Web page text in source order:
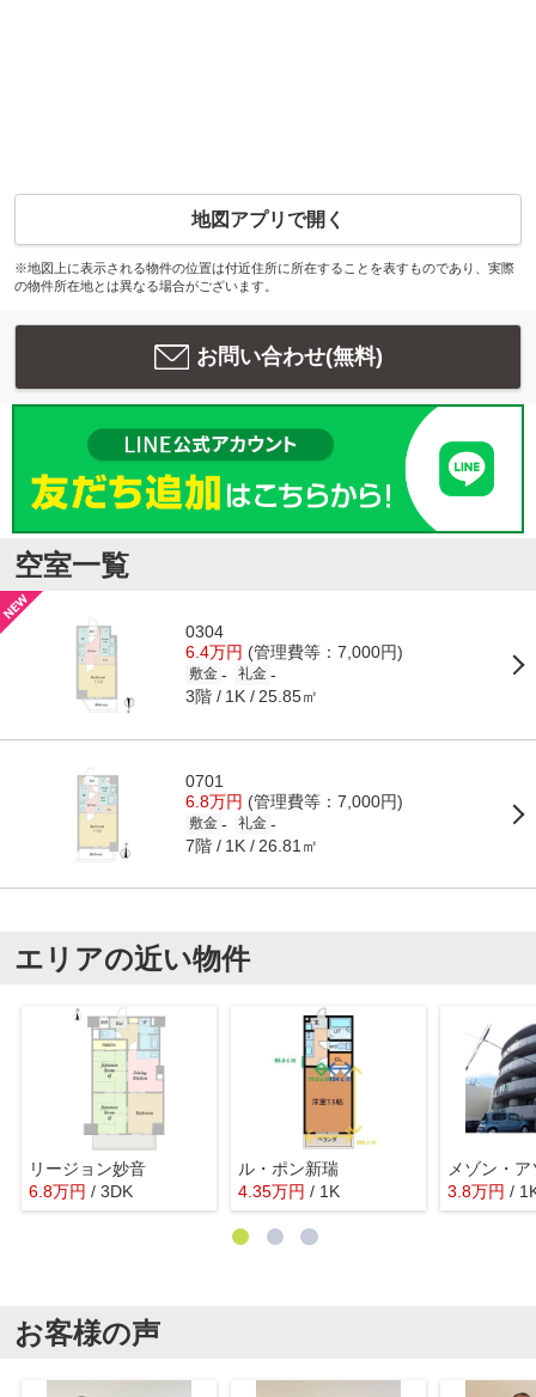
地図アプリで開く
※地図上に表示される物件の位置は付近住所に所在することを表すものであり、実際
の物件所在地とは異なる場合がございます。
お問い合わせ(無料)
空室一覧
0304
6.4万円 (管理費等：7,000円)
敷金 - 礼金 -
3階 1K 25.85㎡
0701
6.8万円 (管理費等：7,000円)
敷金 - 礼金 -
7階 1K 26.81㎡
エリアの近い物件
リージョン妙音
6.8万円 / 3DK
ル・ポン新瑞
4.35万円 / 1K
メゾン・
3.8万円 /
お客様の声